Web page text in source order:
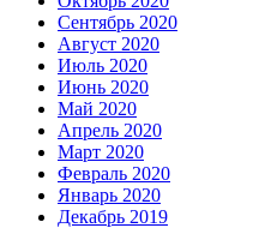
Сентябрь 2020
Август 2020
Июль 2020
Июнь 2020
Май 2020
Апрель 2020
Март 2020
Февраль 2020
Январь 2020
Декабрь 2019